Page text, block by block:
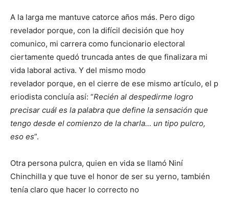
A la larga me mantuve catorce años más. Pero digo
revelador porque, con la difícil decisión que hoy
comunico, mi carrera como funcionario electoral
ciertamente quedó truncada antes de que finalizara mi
vida laboral activa. Y del mismo modo
revelador porque, en el cierre de ese mismo artículo, el p
eriodista concluía así: “Recién al despedirme logro
precisar cuál es la palabra que define la sensación que
tengo desde el comienzo de la charla… un tipo pulcro,
eso es”.
Otra persona pulcra, quien en vida se llamó Niní
Chinchilla y que tuve el honor de ser su yerno, también
tenía claro que hacer lo correcto no